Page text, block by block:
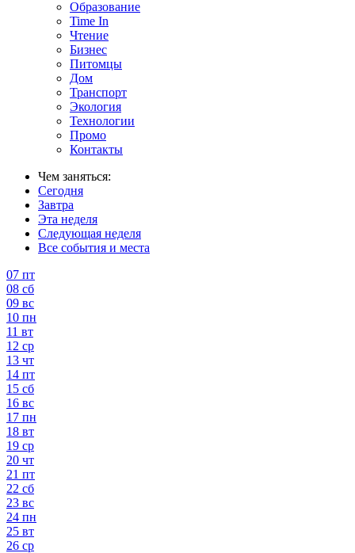
Образование
Time In
Чтение
Бизнес
Питомцы
Дом
Транспорт
Экология
Технологии
Промо
Контакты
Чем заняться:
Сегодня
Завтра
Эта неделя
Следующая неделя
Все события и места
07 пт
08 сб
09 вс
10 пн
11 вт
12 ср
13 чт
14 пт
15 сб
16 вс
17 пн
18 вт
19 ср
20 чт
21 пт
22 сб
23 вс
24 пн
25 вт
26 ср